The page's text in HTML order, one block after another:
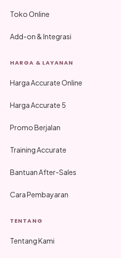
Toko Online
Add-on & Integrasi
HARGA & LAYANAN
Harga Accurate Online
Harga Accurate 5
Promo Berjalan
Training Accurate
Bantuan After-Sales
Cara Pembayaran
TENTANG
Tentang Kami